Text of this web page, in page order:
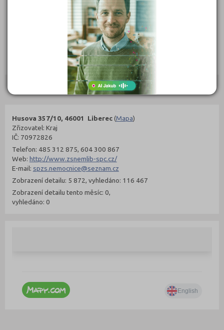
299 Kč
Objednat
Husova 357/10, 46001 Liberec(Mapa)
Zřizovatel: Kraj
IČ: 70972826
Telefon: 485 312 875, 604 300 867
Web: http://www.zsnemlib-spc.cz/
E-mail: spzs.nemocnice@seznam.cz
Zobrazení detailu: 5 872, vyhledáno: 116 467
Zobrazení detailu tento měsíc: 0,
vyhledáno: 0